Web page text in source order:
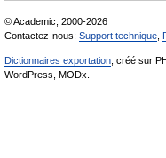
© Academic, 2000-2026
Contactez-nous: Support technique
Dictionnaires exportation , créé sur
WordPress, MODx.